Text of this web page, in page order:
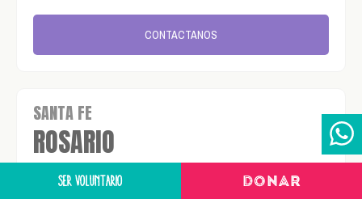
SER VOLUNTARIO DONAR
CONTACTANOS
SANTA FE
ROSARIO
rosario@fundacionsi.org.ar